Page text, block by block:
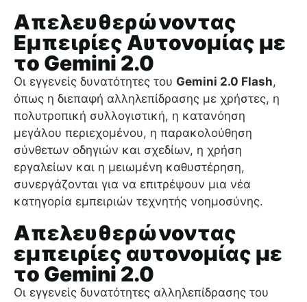
Απελευθερώνοντας
Εμπειρίες Αυτονομίας με
το Gemini 2.0
Οι εγγενείς δυνατότητες του Gemini 2.0 Flash,
όπως η διεπαφή αλληλεπίδρασης με χρήστες, η
πολυτροπική συλλογιστική, η κατανόηση
μεγάλου περιεχομένου, η παρακολούθηση
σύνθετων οδηγιών και σχεδίων, η χρήση
εργαλείων και η μειωμένη καθυστέρηση,
συνεργάζονται για να επιτρέψουν μια νέα
κατηγορία εμπειριών τεχνητής νοημοσύνης.
Απελευθερώνοντας
εμπειρίες αυτονομίας με
το Gemini 2.0
Οι εγγενείς δυνατότητες αλληλεπίδρασης του